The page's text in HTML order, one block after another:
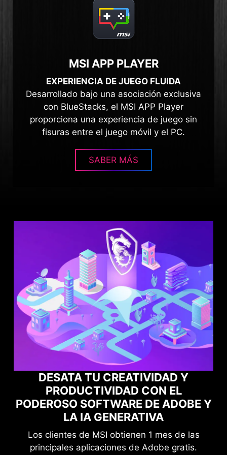
MSI APP PLAYER
EXPERIENCIA DE JUEGO FLUIDA
Desarrollado bajo una asociación exclusiva
con BlueStacks, el MSI APP Player
proporciona una experiencia de juego sin
fisuras entre el juego móvil y el PC.
SABER MÁS
MAXIMIZA EL RENDIMIENTO DE TUS
JUEGOS CON NORTON GAME
OPTIMIZER
Mejora tu protección sin comprometer tu